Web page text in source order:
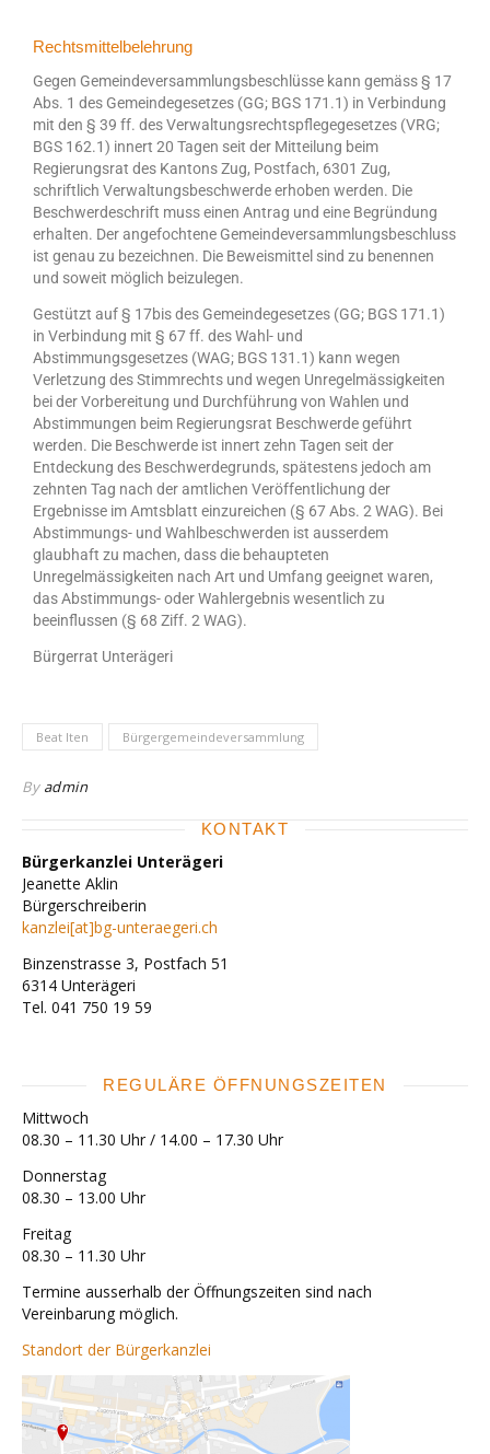
Rechtsmittelbelehrung
Gegen Gemeindeversammlungsbeschlüsse kann gemäss § 17
Abs. 1 des Gemeindegesetzes (GG; BGS 171.1) in Verbindung
mit den § 39 ff. des Verwaltungsrechtspflegegesetzes (VRG;
BGS 162.1) innert 20 Tagen seit der Mitteilung beim
Regierungsrat des Kantons Zug, Postfach, 6301 Zug,
schriftlich Verwaltungsbeschwerde erhoben werden. Die
Beschwerdeschrift muss einen Antrag und eine Begründung
erhalten. Der angefochtene Gemeindeversammlungsbeschluss
ist genau zu bezeichnen. Die Beweismittel sind zu benennen
und soweit möglich beizulegen.
Gestützt auf § 17bis des Gemeindegesetzes (GG; BGS 171.1)
in Verbindung mit § 67 ff. des Wahl- und
Abstimmungsgesetzes (WAG; BGS 131.1) kann wegen
Verletzung des Stimmrechts und wegen Unregelmässigkeiten
bei der Vorbereitung und Durchführung von Wahlen und
Abstimmungen beim Regierungsrat Beschwerde geführt
werden. Die Beschwerde ist innert zehn Tagen seit der
Entdeckung des Beschwerdegrunds, spätestens jedoch am
zehnten Tag nach der amtlichen Veröffentlichung der
Ergebnisse im Amtsblatt einzureichen (§ 67 Abs. 2 WAG). Bei
Abstimmungs- und Wahlbeschwerden ist ausserdem
glaubhaft zu machen, dass die behaupteten
Unregelmässigkeiten nach Art und Umfang geeignet waren,
das Abstimmungs- oder Wahlergebnis wesentlich zu
beeinflussen (§ 68 Ziff. 2 WAG).
Bürgerrat Unterägeri
Beat Iten Bürgergemeindeversammlung
By admin
KONTAKT
Bürgerkanzlei Unterägeri
Jeanette Aklin
Bürgerschreiberin
kanzlei[at]bg-unteraegeri.ch
Binzenstrasse 3, Postfach 51
6314 Unterägeri
Tel. 041 750 19 59
REGULÄRE ÖFFNUNGSZEITEN
Mittwoch
08.30 – 11.30 Uhr / 14.00 – 17.30 Uhr
Donnerstag
08.30 – 13.00 Uhr
Freitag
08.30 – 11.30 Uhr
Termine ausserhalb der Öffnungszeiten sind nach
Vereinbarung möglich.
Standort der Bürgerkanzlei